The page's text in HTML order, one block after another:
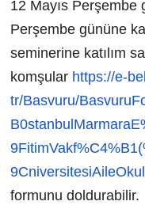
12 Mayıs Perşembe
Perşembe gününe
seminerine katılım
komşular https://e-
tr/Basvuru/
formunu doldurabilir.